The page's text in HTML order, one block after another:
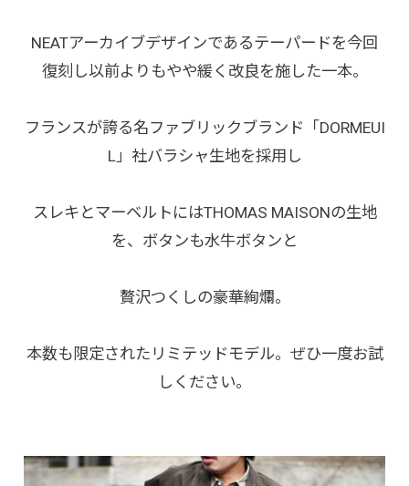
NEATアーカイブデザインであるテーパードを今回
復刻し以前よりもやや緩く改良を施した一本。
フランスが誇る名ファブリックブランド「DORMEUI
L」社バラシャ生地を採用し
スレキとマーベルトにはTHOMAS MAISONの生地
を、ボタンも水牛ボタンと
贅沢つくしの豪華絢爛。
本数も限定されたリミテッドモデル。ぜひ一度お試
しください。